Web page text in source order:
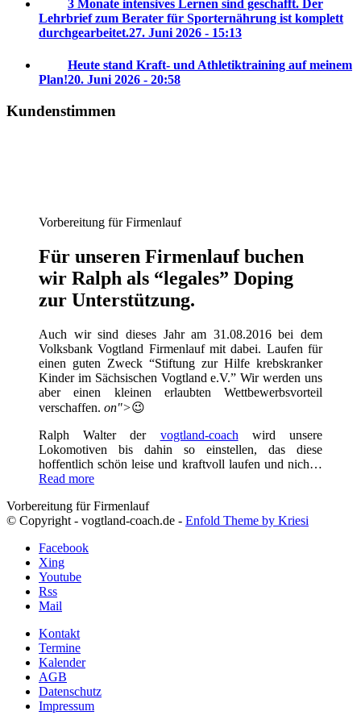
3 Monate intensives Lernen sind geschafft. Der
Lehrbrief zum Berater für Sporternährung ist komplett
durchgearbeitet.27. Juni 2026 - 15:13
Heute stand Kraft- und Athletiktraining auf meinem
Plan!20. Juni 2026 - 20:58
Kundenstimmen
Vorbereitung für Firmenlauf
Für unseren Firmenlauf buchen
wir Ralph als “legales” Doping
zur Unterstützung.
Auch wir sind dieses Jahr am 31.08.2016 bei dem
Volksbank Vogtland Firmenlauf mit dabei. Laufen für
einen guten Zweck “Stiftung zur Hilfe krebskranker
Kinder im Sächsischen Vogtland e.V.” Wir werden uns
aber einen kleinen erlaubten Wettbewerbsvorteil
verschaffen. on">😉
Ralph Walter der vogtland-coach wird unsere
Lokomotiven bis dahin so einstellen, das diese
hoffentlich schön leise und kraftvoll laufen und nich…
Read more
Vorbereitung für Firmenlauf
© Copyright - vogtland-coach.de - Enfold Theme by Kriesi
Facebook
Xing
Youtube
Rss
Mail
Kontakt
Termine
Kalender
AGB
Datenschutz
Impressum